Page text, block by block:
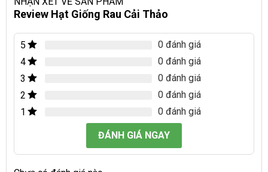
Review Hạt Giống Rau Cải Thảo
5
0 đánh giá
4
0 đánh giá
3
0 đánh giá
2
0 đánh giá
1
0 đánh giá
ĐÁNH GIÁ NGAY